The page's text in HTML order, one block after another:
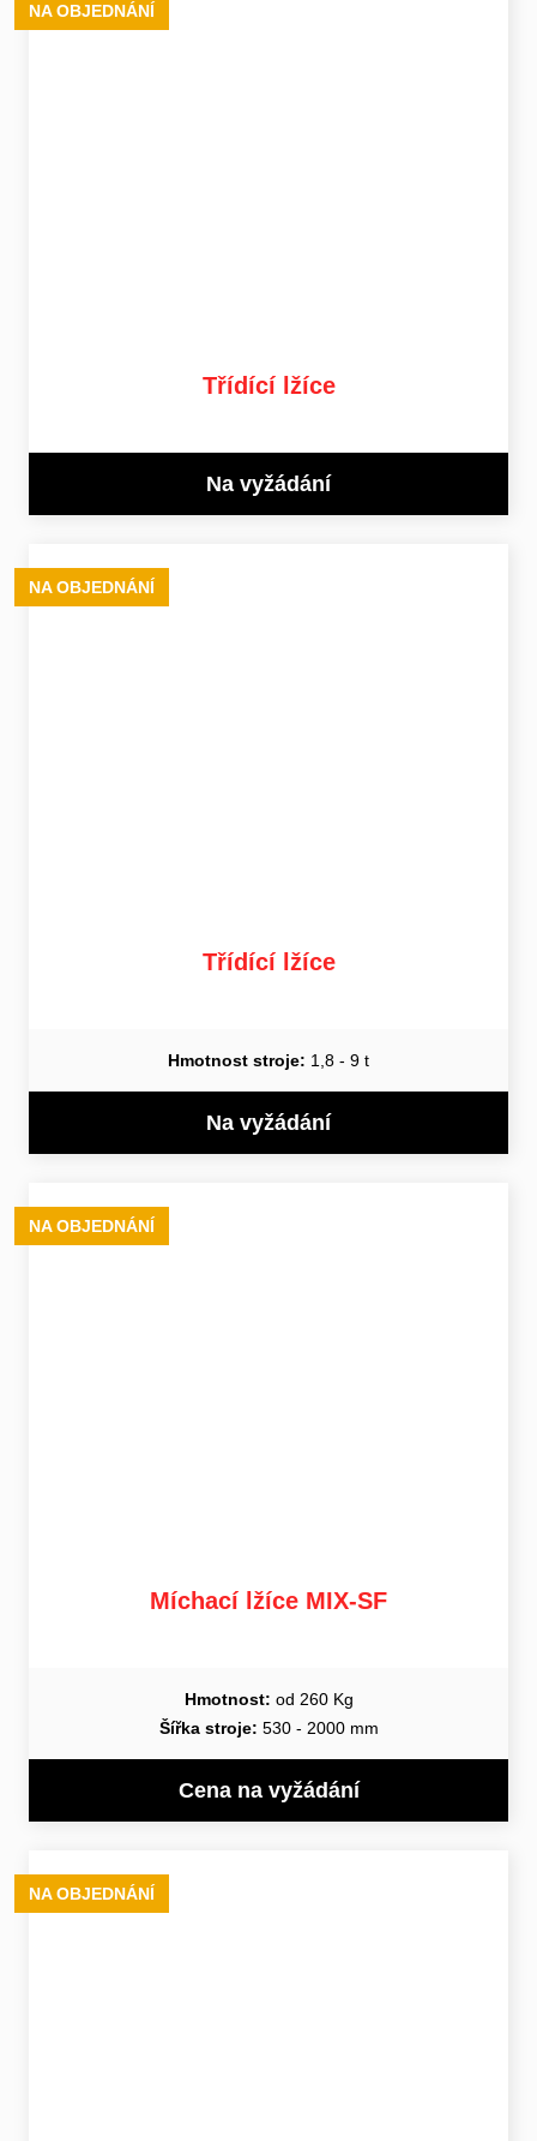
NA OBJEDNÁNÍ
Třídící lžíce
Na vyžádání
NA OBJEDNÁNÍ
Třídící lžíce
Hmotnost stroje: 1,8 - 9 t
Na vyžádání
NA OBJEDNÁNÍ
Míchací lžíce MIX-SF
Hmotnost: od 260 Kg
Šířka stroje: 530 - 2000 mm
Cena na vyžádání
NA OBJEDNÁNÍ